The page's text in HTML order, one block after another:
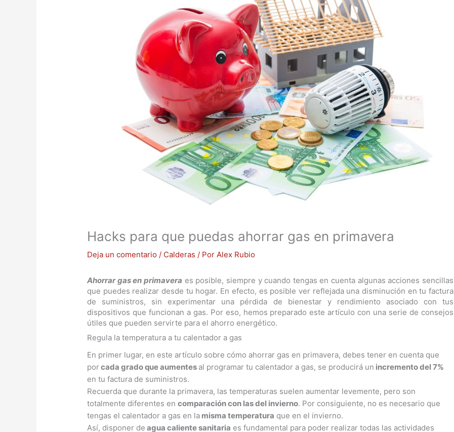
Hacks para que puedas ahorrar gas en primavera
Deja un comentario / Calderas / PorAlex Rubio
Ahorrar gas en primavera es posible, siempre y cuando tengas en cuenta algunas acciones sencillas
que puedes realizar desde tu hogar. En efecto, es posible ver reflejada una disminución en tu factura
de suministros, sin experimentar una pérdida de bienestar y rendimiento asociado con tus
dispositivos que funcionan a gas. Por eso, hemos preparado este artículo con una serie de consejos
útiles que pueden servirte para el ahorro energético.
Regula la temperatura a tu calentador a gas
En primer lugar, en este artículo sobre cómo ahorrar gas en primavera, debes tener en cuenta que
porcada grado que aumentes al programar tu calentador a gas, se producirá un incremento del 7%
en tu factura de suministros.
Recuerda que durante la primavera, las temperaturas suelen aumentar levemente, pero son
totalmente diferentes encomparación con las del invierno. Por consiguiente, no es necesario que
tengas el calentador a gas en la misma temperatura que en el invierno.
Así, disponer de agua caliente sanitaria es fundamental para poder realizar todas las actividades